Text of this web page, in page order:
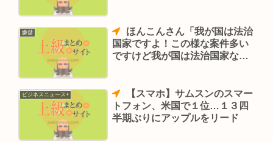
嫌儲
国家ですよ！この様な案件多い
ですけど我が国は法治国家なの
ビジネスニュース+
トフォン、米国で１位…１３四
半期ぶりにアップルをリード